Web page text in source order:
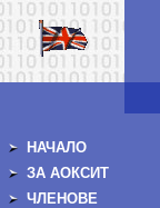
НАЧАЛО
ЗА АОКСИТ
ЧЛЕНОВЕ